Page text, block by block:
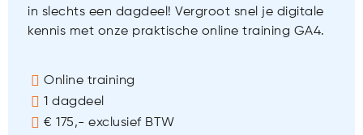
in slechts een dagdeel! Vergroot snel je digitale
kennis met onze praktische online training GA4.
Online training
1 dagdeel
€ 175,- exclusief BTW